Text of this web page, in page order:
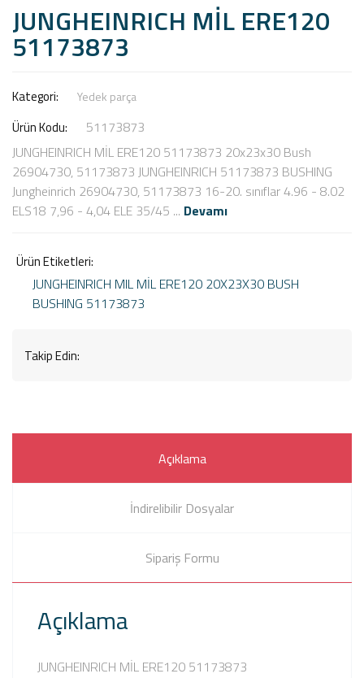
JUNGHEINRICH MİL ERE120
51173873
Kategori: Yedek parça
Ürün Kodu:
51173873
JUNGHEINRICH MİL ERE120 51173873 20x23x30 Bush
26904730, 51173873 JUNGHEINRICH 51173873 BUSHING
Jungheinrich 26904730, 51173873 16-20. sınıflar 4.96 - 8.02
ELS18 7,96 - 4,04 ELE 35/45 ... Devamı
Ürün Etiketleri:
JUNGHEINRICH MIL MİL ERE120 20X23X30 BUSH
BUSHING 51173873
Takip Edin:
Açıklama
İndirelibilir Dosyalar
Sipariş Formu
Açıklama
JUNGHEINRICH MİL ERE120 51173873